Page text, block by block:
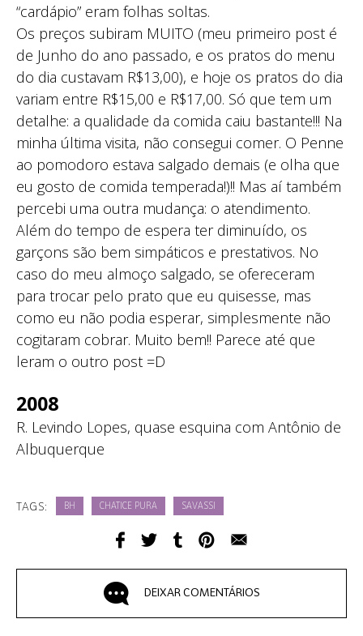
“cardápio” eram folhas soltas.
Os preços subiram MUITO (meu primeiro post é
de Junho do ano passado, e os pratos do menu
do dia custavam R$13,00), e hoje os pratos do dia
variam entre R$15,00 e R$17,00. Só que tem um
detalhe: a qualidade da comida caiu bastante!!! Na
minha última visita, não consegui comer. O Penne
ao pomodoro estava salgado demais (e olha que
eu gosto de comida temperada!)!! Mas aí também
percebi uma outra mudança: o atendimento.
Além do tempo de espera ter diminuído, os
garçons são bem simpáticos e prestativos. No
caso do meu almoço salgado, se ofereceram
para trocar pelo prato que eu quisesse, mas
como eu não podia esperar, simplesmente não
cogitaram cobrar. Muito bem!! Parece até que
leram o outro post =D
2008
R. Levindo Lopes, quase esquina com Antônio de
Albuquerque
TAGS: BH CHATICE PURA SAVASSI
DEIXAR COMENTÁRIOS